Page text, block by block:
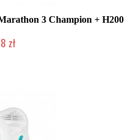
3 Champion + H200
zł